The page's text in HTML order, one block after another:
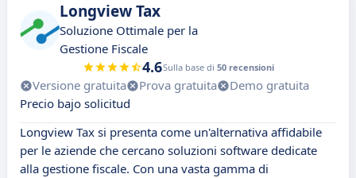
Longview Tax
Soluzione Ottimale per la
Gestione Fiscale
4.6Sulla base di 50 recensioni
Versione gratuita Prova gratuita
Demo gratuita
Precio bajo solicitud
Longview Tax si presenta come un'alternativa affidabile
per le aziende che cercano soluzioni software dedicate
alla gestione fiscale. Con una vasta gamma di